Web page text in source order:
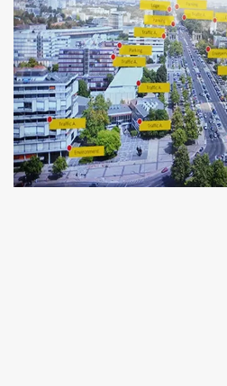
Taşıyor